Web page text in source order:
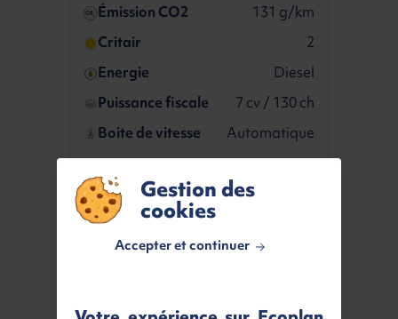
Émission CO2
131 g/km
Critair
2
Energie
Diesel
Puissance fiscale
7 cv / 130 ch
Boite de vitesse
Automatique
Livraison partout en France
Livraison Ecoplan Renting
Paris sud Rennes
Gestion des
cookies
Accepter et continuer